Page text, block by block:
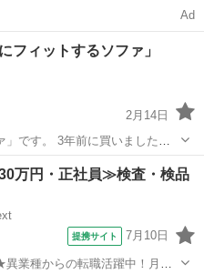
Ad
フィットするソファ」
2月14日
です。 3年前に買いました
。 よろしくお願いいたしま
ソファ
万円・正社員≫検査・検品
提携サイト 7月10日
業種からの転職活躍中！月収